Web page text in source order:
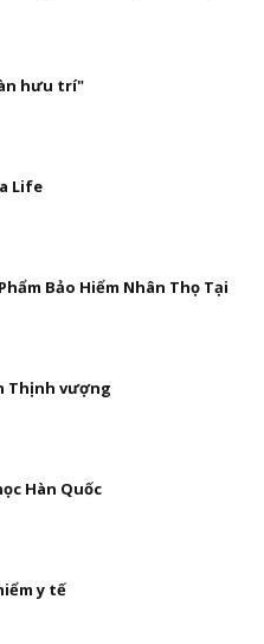
hưu trí"
Life
Bảo Hiểm Nhân Thọ Tại
Thịnh vượng
Hàn Quốc
y tế